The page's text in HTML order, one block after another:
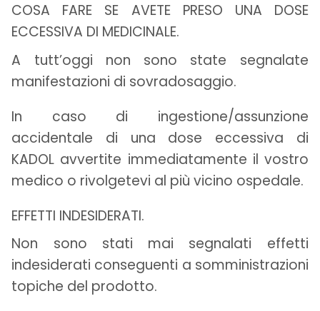
COSA FARE SE AVETE PRESO UNA DOSE
ECCESSIVA DI MEDICINALE.
A tutt’oggi non sono state segnalate
manifestazioni di sovradosaggio.
In caso di ingestione/assunzione
accidentale di una dose eccessiva di
KADOL avvertite immediatamente il vostro
medico o rivolgetevi al più vicino ospedale.
EFFETTI INDESIDERATI.
Non sono stati mai segnalati effetti
indesiderati conseguenti a somministrazioni
topiche del prodotto.